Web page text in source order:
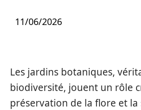
11/06/2026
Les jardins botaniques,
biodiversité, jouent un rôle
préservation de la flore et